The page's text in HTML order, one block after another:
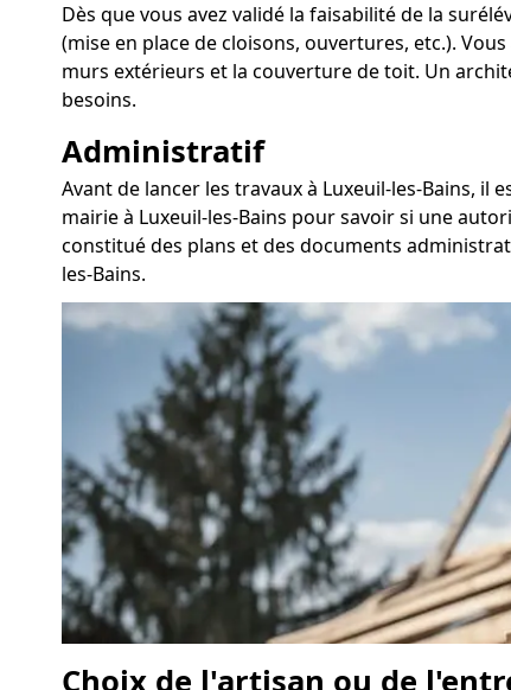
Dès que vous avez validé la faisabilité de la
(mise en place de cloisons, ouvertures, etc.).
murs extérieurs et la couverture de toit. Un
besoins.
Administratif
Avant de lancer les travaux à Luxeuil-les-Bains,
mairie à Luxeuil-les-Bains pour savoir si une
constitué des plans et des documents
les-Bains.
Choix de l'artisan ou de